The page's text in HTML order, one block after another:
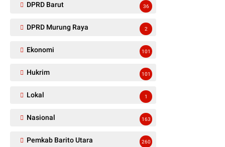
DPRD Barut 36
DPRD Murung Raya 2
Ekonomi 101
Hukrim 101
Lokal 1
Nasional 163
Pemkab Barito Utara 260